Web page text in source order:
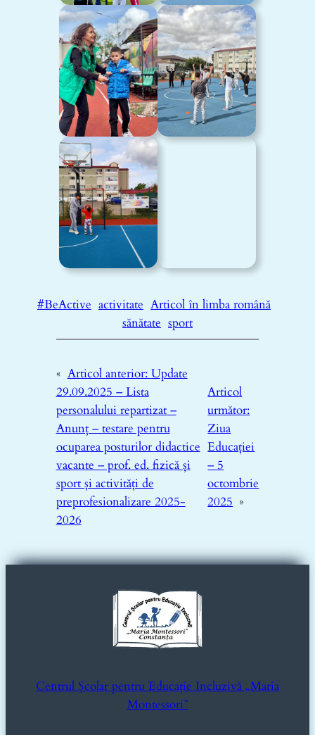
#BeActive activitate Articol în limba română
sănătate sport
« Articol anterior: Update
29.09.2025 – Lista
personalului repartizat –
Anunț – testare pentru
ocuparea posturilor didactice
vacante – prof. ed. fizică și
sport și activități de
preprofesionalizare 2025-
2026
Articol
următor:
Ziua
Educației
– 5
octombrie
2025 »
Centrul Școlar pentru Educație Incluzivă „Maria
Montessori”